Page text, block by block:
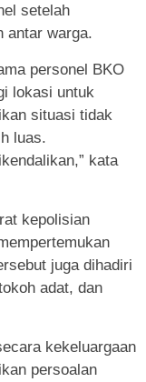
setelah
antar warga.
personel BKO
lokasi untuk
situasi tidak
luas.
kata
kepolisian
juga dihadiri
adat, dan
kekeluargaan
persoalan